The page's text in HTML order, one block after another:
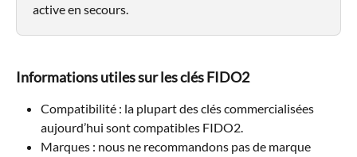
active en secours.
Informations utiles sur les clés FIDO2
Compatibilité : la plupart des clés commercialisées
aujourd’hui sont compatibles FIDO2.
Marques : nous ne recommandons pas de marque